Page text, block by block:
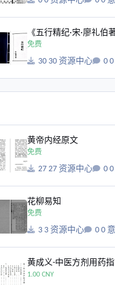
《五行精纪·宋·廖礼伯
免费
30 资源中心
黄帝内经原文
免费
27 资源中心
花柳易知
免费
3 资源中心 0
黄成义-中医方剂用药指
1.00 CNY